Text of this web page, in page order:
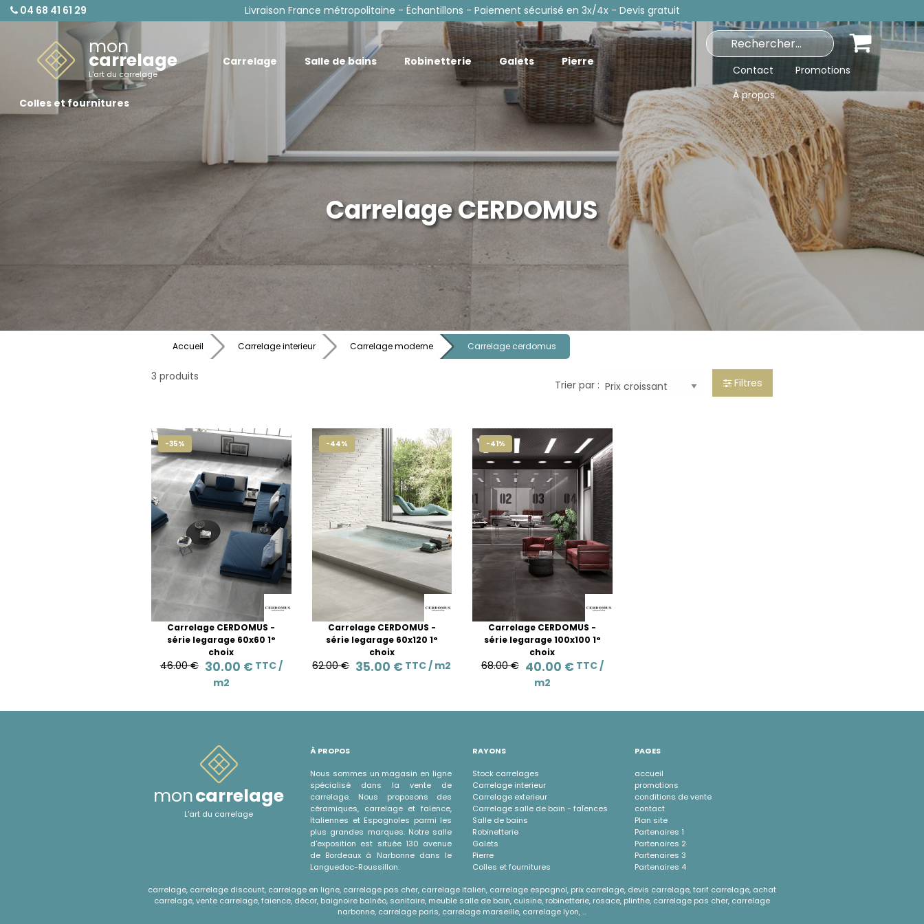
04 68 41 61 29 Livraison France métropolitaine - Échantillons - Paiement sécurisé en 3x/4x - Devis gratuit
mon
carrelage
L'art du carrelage
Carrelage Salle de bains Robinetterie Galets Pierre
Colles et fournitures
Contact
Promotions
À propos
Carrelage CERDOMUS
Accueil Carrelage interieur Carrelage moderne Carrelage cerdomus
3 produits
Trier par : Filtres
-35%
Carrelage CERDOMUS -
série legarage 60x60 1°
choix
46.00 € 30.00 € TTC /
m2
-44%
Carrelage CERDOMUS -
série legarage 60x120 1°
choix
62.00 € 35.00 € TTC / m2
-41%
Carrelage CERDOMUS -
série legarage 100x100 1°
choix
68.00 € 40.00 € TTC /
m2
moncarrelage
L'art du carrelage
À PROPOS
Nous sommes un magasin en ligne
spécialisé dans la vente de
carrelage. Nous proposons des
céramiques, carrelage et faïence,
Italiennes et Espagnoles parmi les
plus grandes marques. Notre salle
d'exposition est située 130 avenue
de Bordeaux à Narbonne dans le
Languedoc-Roussillon.
RAYONS
Stock carrelages
Carrelage interieur
Carrelage exterieur
Carrelage salle de bain - faÏences
Salle de bains
Robinetterie
Galets
Pierre
Colles et fournitures
PAGES
accueil
promotions
conditions de vente
contact
Plan site
Partenaires 1
Partenaires 2
Partenaires 3
Partenaires 4
carrelage, carrelage discount, carrelage en ligne, carrelage pas cher, carrelage italien, carrelage espagnol, prix carrelage, devis carrelage, tarif carrelage, achat
carrelage, vente carrelage, faience, décor, baignoire balnéo, sanitaire, meuble salle de bain, cuisine, robinetterie, rosace, plinthe, carrelage pas cher, carrelage
narbonne, carrelage paris, carrelage marseille, carrelage lyon, ...